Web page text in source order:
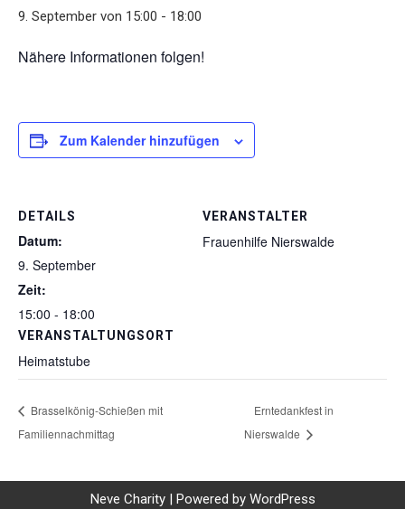
9. September von 15:00 - 18:00
Nähere Informationen folgen!
Zum Kalender hinzufügen
DETAILS
Datum:
9. September
Zeit:
15:00 - 18:00
VERANSTALTUNGSORT
Heimatstube
VERANSTALTER
Frauenhilfe Nierswalde
Brasselkönig-Schießen mit
Familiennachmittag
Erntedankfest in
Nierswalde
Neve Charity| Powered by WordPress